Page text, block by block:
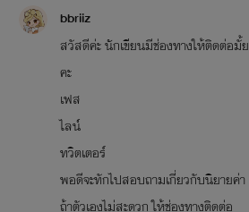
bbriiz
สวัสดีค่ะ นักเขียนมีช่องทางให้ติดต่อมั้ย
คะ
เฟส
ไลน์
ทวิตเตอร์
พอดีจะทักไปสอบถามเกี่ยวกับนิยายค่า
ถ้าตัวเองไม่สะดวก ให้ช่องทางติดต่อ